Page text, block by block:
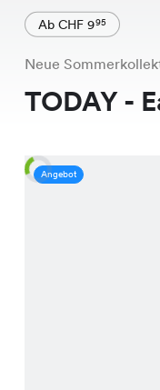
Ab CHF 995
Neue
TODAY -
Angebot